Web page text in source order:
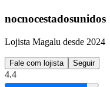
nocnocestadosunidos
Lojista Magalu desde 2024
Fale com lojista Seguir
4.4